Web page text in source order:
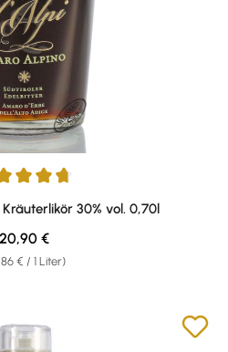
von 4.85 von 5 Sternen
30% vol. 0,70l
€ / 1 Liter)
Regulärer Preis:
20,90 €